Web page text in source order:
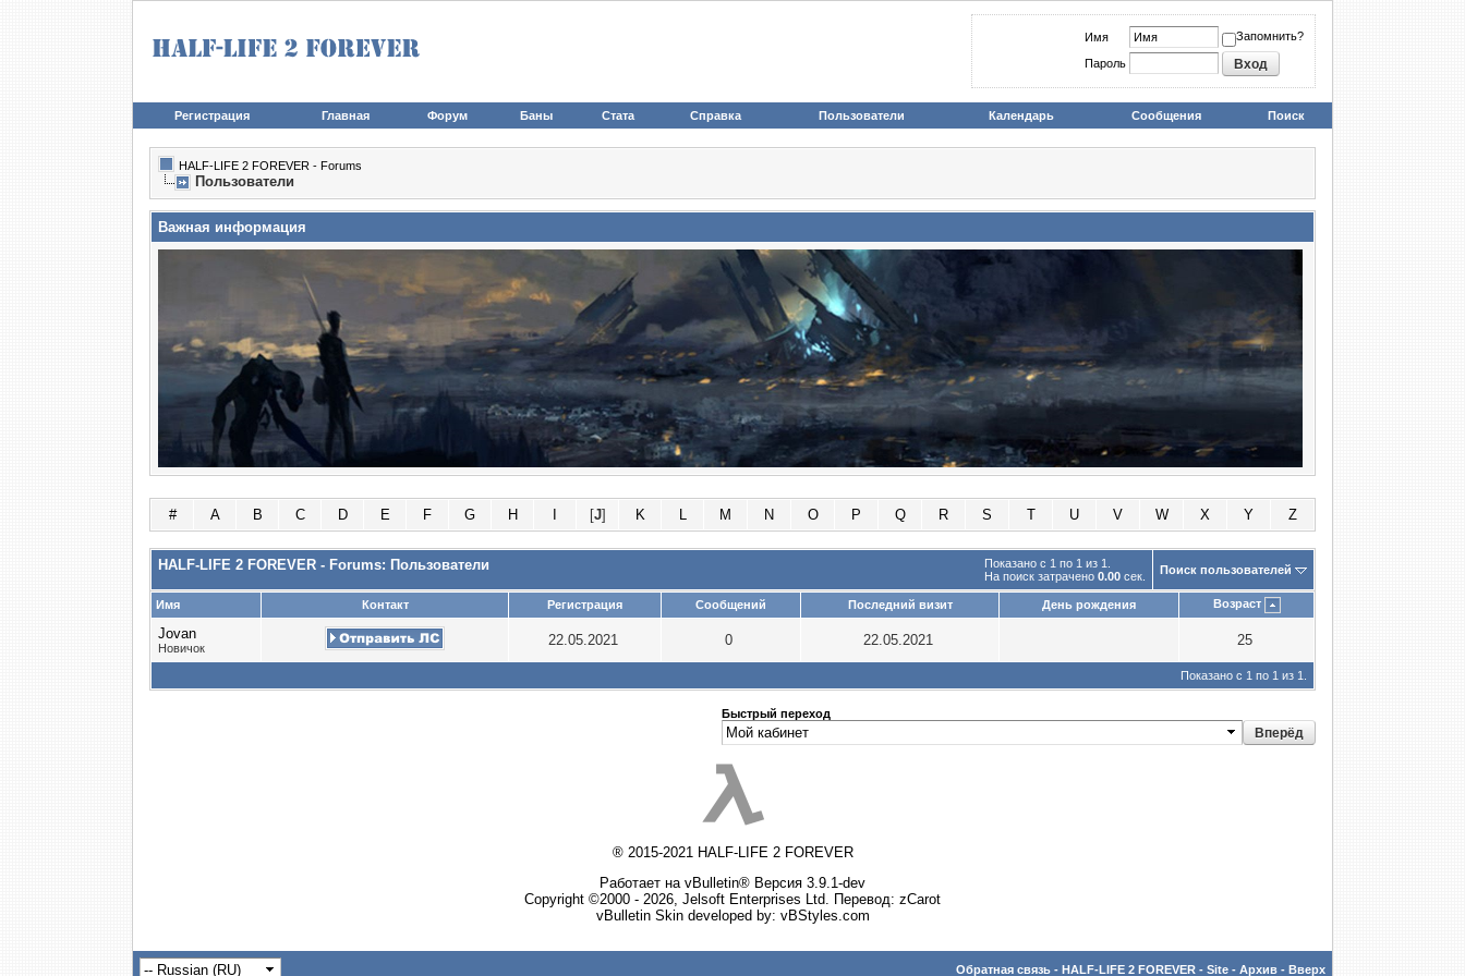
Имя Запомнить?
Пароль
Регистрация Главная Форум Баны Стата Справка Пользователи Календарь Сообщения Поиск
HALF-LIFE 2 FOREVER - Forums
Пользователи
Важная информация
# A B C D E F G H [J] K L M N O P Q R S T U V W X Y Z
Показано с 1 по 1 из 1.
На поиск затрачено 0.00 сек.
HALF-LIFE 2 FOREVER - Forums: Пользователи Поиск пользователей
Имя Контакт Регистрация Сообщений Последний визит День рождения Возраст
Jovan
Новичок 22.05.2021 0 22.05.2021 25
Показано с 1 по 1 из 1.
Быстрый переход
® 2015-2021 HALF-LIFE 2 FOREVER
Работает на vBulletin® Версия 3.9.1-dev
Copyright ©2000 - 2026, Jelsoft Enterprises Ltd. Перевод: zCarot
vBulletin Skin developed by: vBStyles.com
Обратная связь - HALF-LIFE 2 FOREVER - Site - Архив - Вверх